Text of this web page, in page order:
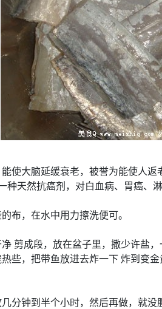
使大脑延缓衰老，被誉为能使人返
天然抗癌剂，对白血病、胃癌、淋
布，在水中用力擦洗便可。
剪成段，放在盆子里，撒少许盐
些，把带鱼放进去炸一下 炸到变
分钟到半个小时，然后再做，就